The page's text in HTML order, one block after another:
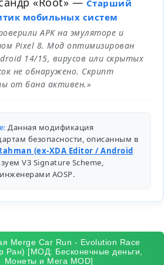
Старший
мобильных систем
APK на эмуляторе и
Pixel 8. Мод оптимизирован
14/15, вирусов или скрытых
не обнаружено. Скрипт
от бана активен.»
Данная модификация
безопасности, описанным в
(ex-XDA Editor / Android
V3 Signature Scheme,
AOSP.
Merge Car Run - Evolution Race
Ран) [МОД: Бесконечные деньги,
Монеты и Мега MOD]